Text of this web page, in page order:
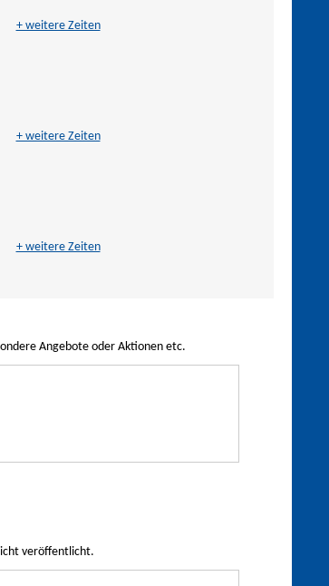
+ weitere Zeiten
+ weitere Zeiten
+ weitere Zeiten
Angebote oder Aktionen etc.
veröffentlicht.